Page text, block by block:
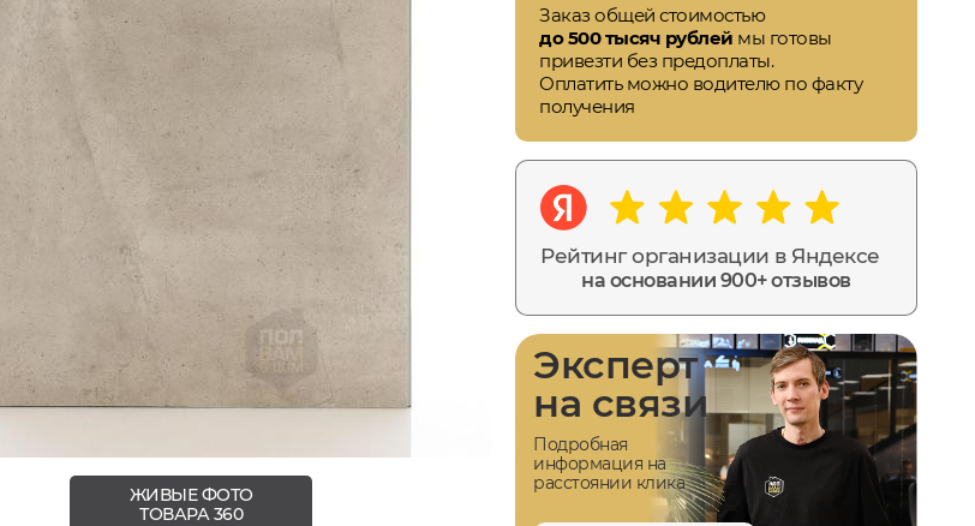
ЖИВЫЕ ФОТО
ТОВАРА 360
Заказ общей стоимостью
до 500 тысяч рублей мы готовы
привезти без предоплаты.
Оплатить можно водителю по факту
получения
Рейтинг организации в Яндексе
на основании 900+ отзывов
Эксперт
на связи
Подробная
информация на
расстоянии клика